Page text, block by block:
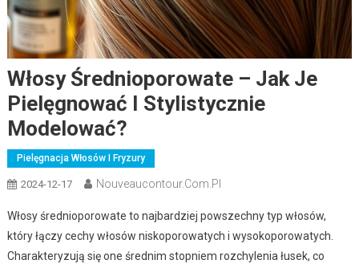
Włosy Średnioporowate – Jak Je
Pielęgnować I Stylistycznie
Modelować?
Pielęgnacja Włosów I Fryzury
2024-12-17 Nouveaucontour.com.pl
Włosy średnioporowate to najbardziej powszechny typ włosów,
który łączy cechy włosów niskoporowatych i wysokoporowatych.
Charakteryzują się one średnim stopniem rozchylenia łusek, co